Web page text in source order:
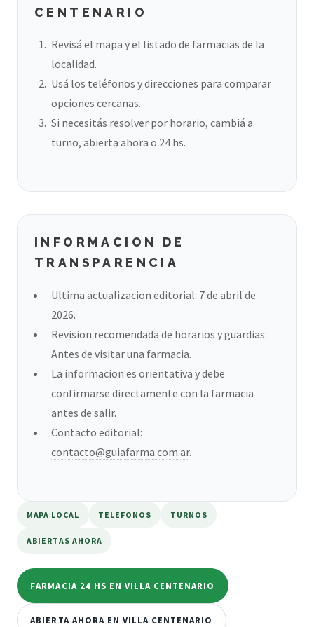
CENTENARIO
Revisá el mapa y el listado de farmacias de la
localidad.
Usá los teléfonos y direcciones para comparar
opciones cercanas.
Si necesitás resolver por horario, cambiá a
turno, abierta ahora o 24 hs.
INFORMACION DE
TRANSPARENCIA
Ultima actualizacion editorial: 7 de abril de
2026.
Revision recomendada de horarios y guardias:
Antes de visitar una farmacia.
La informacion es orientativa y debe
confirmarse directamente con la farmacia
antes de salir.
Contacto editorial:
contacto@guiafarma.com.ar.
MAPA LOCAL TELEFONOS TURNOS
ABIERTAS AHORA
FARMACIA 24 HS EN VILLA CENTENARIO
ABIERTA AHORA EN VILLA CENTENARIO